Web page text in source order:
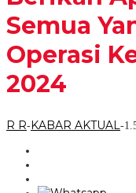
Semua
Operasi
2024
R R-KABAR AKTUAL-